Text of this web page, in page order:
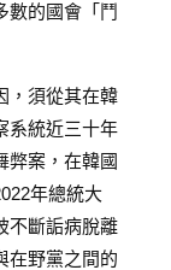
數的國會「鬥
，須從其在韓
系統近三十年
弊案，在韓國
年總統大
不斷詬病脫離
在野黨之間的